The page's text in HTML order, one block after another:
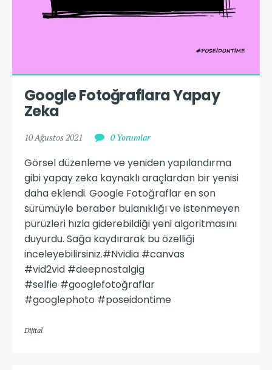
Google Fotoğraflara Yapay
Zeka
10 Ağustos 2021 0 Yorumlar
Görsel düzenleme ve yeniden yapılandırma
gibi yapay zeka kaynaklı araçlardan bir yenisi
daha eklendi. Google Fotoğraflar en son
sürümüyle beraber bulanıklığı ve istenmeyen
pürüzleri hızla giderebildiği yeni algoritmasını
duyurdu. Sağa kaydırarak bu özelliği
inceleyebilirsiniz.#Nvidia #canvas
#vid2vid #deepnostalgig
#selfie #googlefotoğraflar
#googlephoto #poseidontime
Dijital